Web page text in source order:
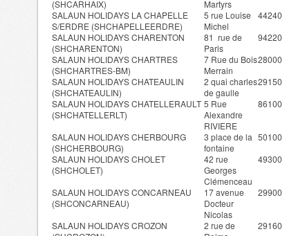
(SHCARHAIX)
Martyrs
SALAUN HOLIDAYS LA CHAPELLE
S/ERDRE (SHCHAPELLEERDRE)
5 rue Louise
Michel
44240
SALAUN HOLIDAYS CHARENTON
(SHCHARENTON)
81 rue de
Paris
94220
SALAUN HOLIDAYS CHARTRES
(SHCHARTRES-BM)
7 Rue du Bois
Merrain
28000
SALAUN HOLIDAYS CHATEAULIN
(SHCHATEAULIN)
2 quai charles
de gaulle
29150
SALAUN HOLIDAYS CHATELLERAULT
(SHCHATELLERLT)
5 Rue
Alexandre
RIVIERE
86100
SALAUN HOLIDAYS CHERBOURG
(SHCHERBOURG)
3 place de la
fontaine
50100
SALAUN HOLIDAYS CHOLET
(SHCHOLET)
42 rue
Georges
Clémenceau
49300
SALAUN HOLIDAYS CONCARNEAU
(SHCONCARNEAU)
17 avenue
Docteur
Nicolas
29900
SALAUN HOLIDAYS CROZON
2 rue de
29160